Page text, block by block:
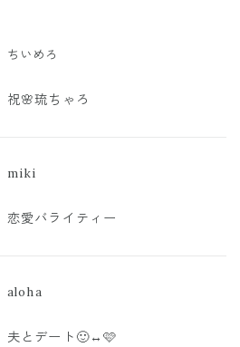
ちいめろ
祝🌸琉ちゃろ
miki
恋愛バライティー
aloha
夫とデート🙂‍↔️🩷